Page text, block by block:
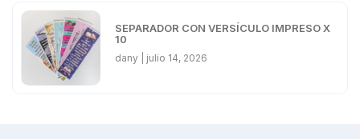
SEPARADOR CON VERSÍCULO IMPRESO X
10
dany julio 14, 2026